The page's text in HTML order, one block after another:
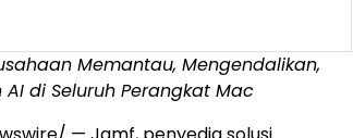
Memantau, Mengendalikan,
di Seluruh Perangkat Mac